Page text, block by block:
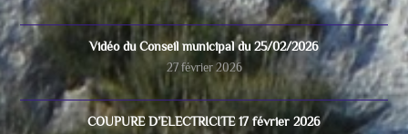
Vidéo du Conseil municipal du 25/02/2026
27 février 2026
COUPURE D’ELECTRICITE 17 février 2026